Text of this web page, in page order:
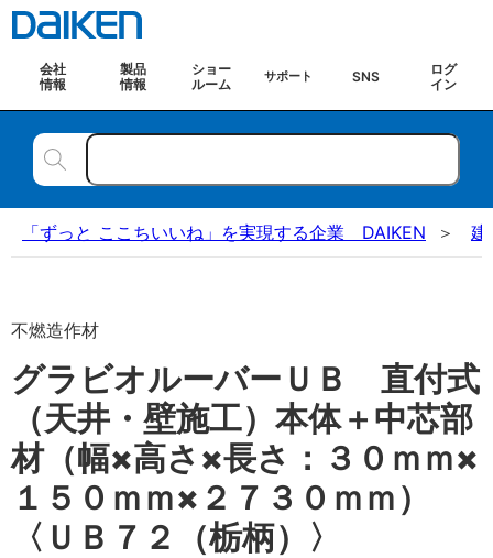
会社
情報
製品
情報
ショー
ルーム
サポート SNS
ログ
イン
「ずっと ここちいいね」を実現する企業 DAIKEN 建
不燃造作材
グラビオルーバーＵＢ 直付式
（天井・壁施工）本体＋中芯部
材（幅×高さ×長さ：３０ｍｍ×
１５０ｍｍ×２７３０ｍｍ）
〈ＵＢ７２（栃柄）〉